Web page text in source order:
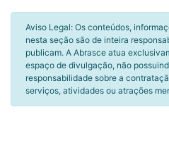
Aviso Legal: Os conteúdos,
nesta seção são de inteira
publicam. A Abrasce atua
espaço de divulgação, não
responsabilidade sobre a
serviços, atividades ou atrações